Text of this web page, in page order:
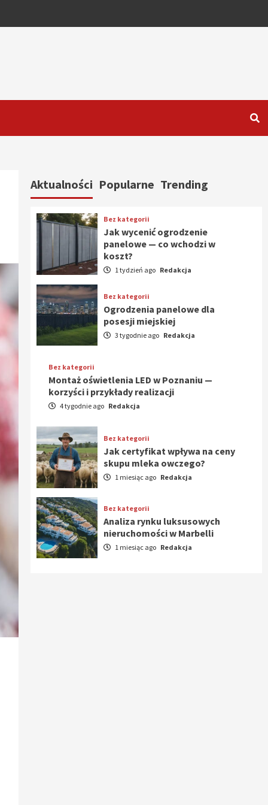
Aktualności Popularne Trending
Bez kategorii
Jak wycenić ogrodzenie
panelowe — co wchodzi w
koszt?
1 tydzień ago Redakcja
Bez kategorii
Ogrodzenia panelowe dla
posesji miejskiej
3 tygodnie ago Redakcja
Bez kategorii
Montaż oświetlenia LED w Poznaniu —
korzyści i przykłady realizacji
4 tygodnie ago Redakcja
Bez kategorii
Jak certyfikat wpływa na ceny
skupu mleka owczego?
1 miesiąc ago Redakcja
Bez kategorii
Analiza rynku luksusowych
nieruchomości w Marbelli
1 miesiąc ago Redakcja